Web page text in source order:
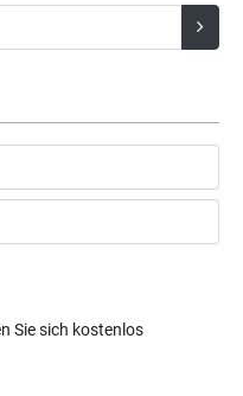
Sie sich kostenlos